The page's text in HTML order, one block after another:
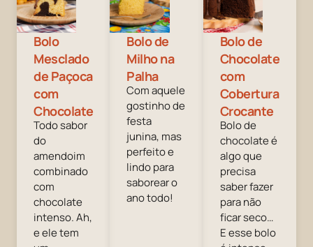
Bolo
Mesclado
de Paçoca
com
Chocolate
Todo sabor
do
amendoim
combinado
com
chocolate
intenso. Ah,
e ele tem
Bolo de
Milho na
Palha
Com aquele
gostinho de
festa
junina, mas
perfeito e
lindo para
saborear o
ano todo!
Bolo de
Chocolate
com
Cobertura
Crocante
Bolo de
chocolate é
algo que
precisa
saber fazer
para não
ficar seco…
E esse bolo